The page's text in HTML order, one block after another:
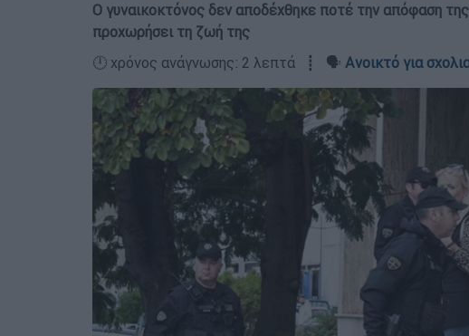
Ο γυναικοκτόνος δεν αποδέχθηκε ποτέ την απόφαση
προχωρήσει τη ζωή της
🕛 χρόνος ανάγνωσης: 2 λεπτά ┋ 🗣️ Ανοικτό για